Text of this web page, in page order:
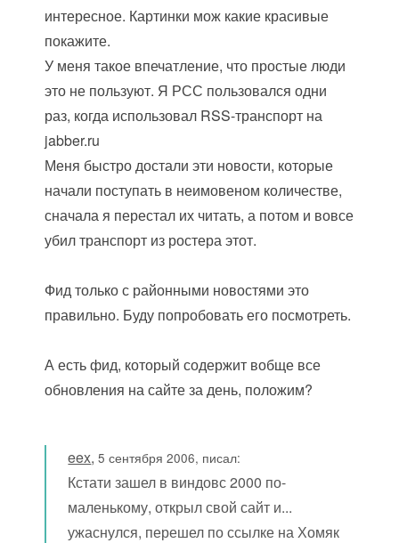
интересное. Картинки мож какие красивые
покажите.
У меня такое впечатление, что простые люди
это не пользуют. Я РСС пользовался одни
раз, когда использовал RSS-транспорт на
jabber.ru
Меня быстро достали эти новости, которые
начали поступать в неимовеном количестве,
сначала я перестал их читать, а потом и вовсе
убил транспорт из ростера этот.
Фид только с районными новостями это
правильно. Буду попробовать его посмотреть.
А есть фид, который содержит вобще все
обновления на сайте за день, положим?
eex,5 сентября 2006, писал:
Кстати зашел в виндовс 2000 по-
маленькому, открыл свой сайт и...
ужаснулся, перешел по ссылке на Хомяк